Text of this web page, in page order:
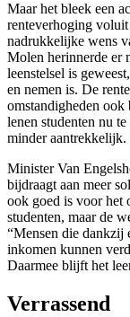
Maar het bleek een
renteverhoging
nadrukkelijke wens
Molen herinnerde er
leenstelsel is
en nemen is. De
omstandigheden ook
lenen studenten nu
minder aantrekkelijk.
Minister Van
bijdraagt aan meer
ook goed is voor het
studenten, maar de
“Mensen die dankzij
inkomen kunnen
Daarmee blijft het
Verrassend